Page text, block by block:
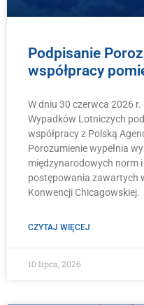
Podpisanie
współpracy
W dniu 30 czerwca 2026
Wypadków Lotniczych
współpracy z Polską
Porozumienie wypełnia
międzynarodowych norm
postępowania zawartych
Konwencji Chicagowskiej.
CZYTAJ WIĘCEJ
10 lipca, 2026